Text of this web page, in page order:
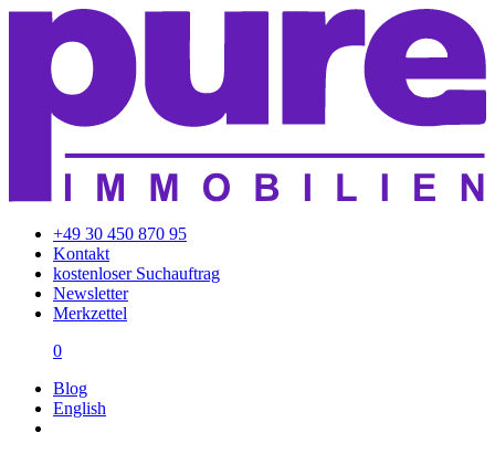
+49 30 450 870 95
Kontakt
kostenloser Suchauftrag
Newsletter
Merkzettel
0
Blog
English